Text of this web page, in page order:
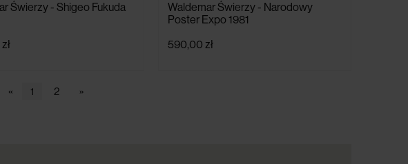
Świerzy - Shigeo Fukuda
Waldemar Świerzy - Narodowy
Poster Expo 1981
590,00 zł
« 1 2 »